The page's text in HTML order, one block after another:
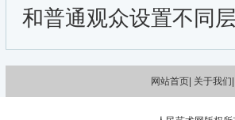
和普通观众设置不同
网站首页| 关于我们